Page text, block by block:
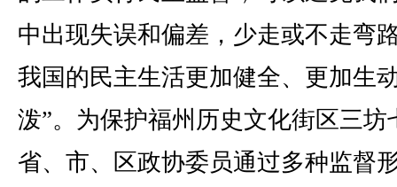
中出现失误和偏差，少走或不走弯
我国的民主生活更加健全、更加生
泼”。为保护福州历史文化街区三坊
省、市、区政协委员通过多种监督